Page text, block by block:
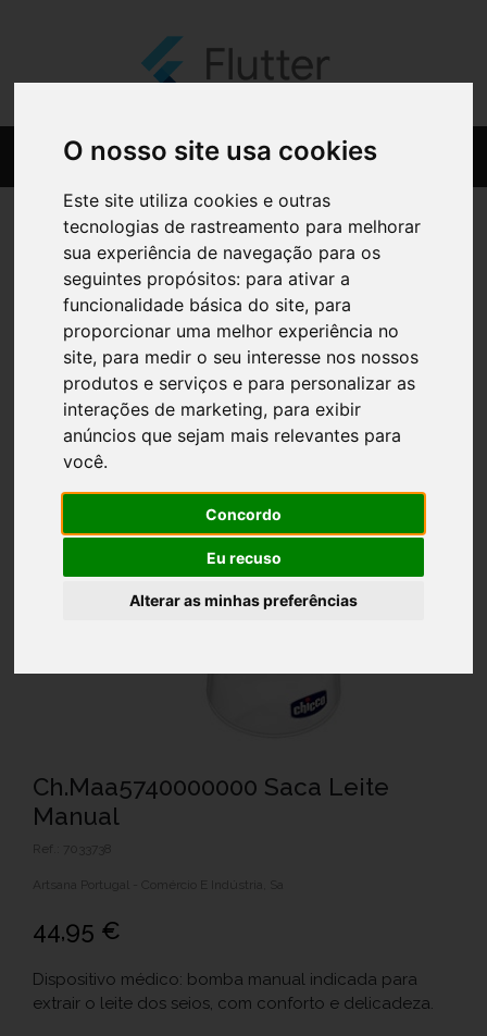
O nosso site usa cookies
Este site utiliza cookies e outras
tecnologias de rastreamento para melhorar
sua experiência de navegação para os
seguintes propósitos: para ativar a
funcionalidade básica do site, para
proporcionar uma melhor experiência no
site, para medir o seu interesse nos nossos
produtos e serviços e para personalizar as
interações de marketing, para exibir
anúncios que sejam mais relevantes para
você.
Concordo
Eu recuso
Alterar as minhas preferências
Ch.Maa5740000000 Saca Leite
Manual
Ref.: 7033738
Artsana Portugal - Comércio E Indústria, Sa
44,95 €
Dispositivo médico: bomba manual indicada para
extrair o leite dos seios, com conforto e delicadeza.